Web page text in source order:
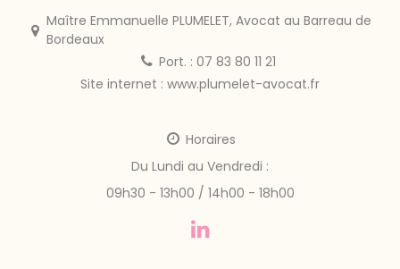
Maître Emmanuelle PLUMELET, Avocat au Barreau de
Bordeaux
Port. : 07 83 80 11 21
Site internet : www.plumelet-avocat.fr
Horaires
Du Lundi au Vendredi :
09h30 - 13h00 / 14h00 - 18h00